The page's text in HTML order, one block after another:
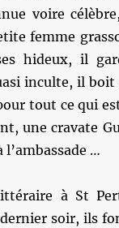
voire
femme
hideux, il
inculte, il
tout ce qui
une cravate
…
à St
soir, ils